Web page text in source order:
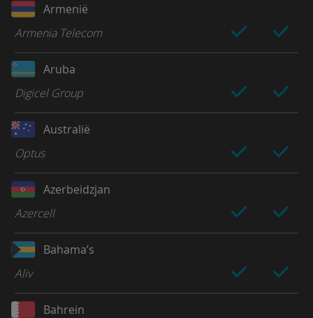
Armenië
Armenia Telecom
Aruba
Digicel Group
Australië
Optus
Azerbeidzjan
Azercell
Bahama’s
Aliv
Bahrein